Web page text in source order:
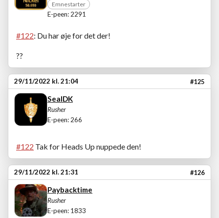
Emnestarter
E-peen: 2291
#122: Du har øje for det der!
??
29/11/2022 kl. 21:04 #125
SealDK
Rusher
E-peen: 266
#122 Tak for Heads Up nuppede den!
29/11/2022 kl. 21:31 #126
Paybacktime
Rusher
E-peen: 1833